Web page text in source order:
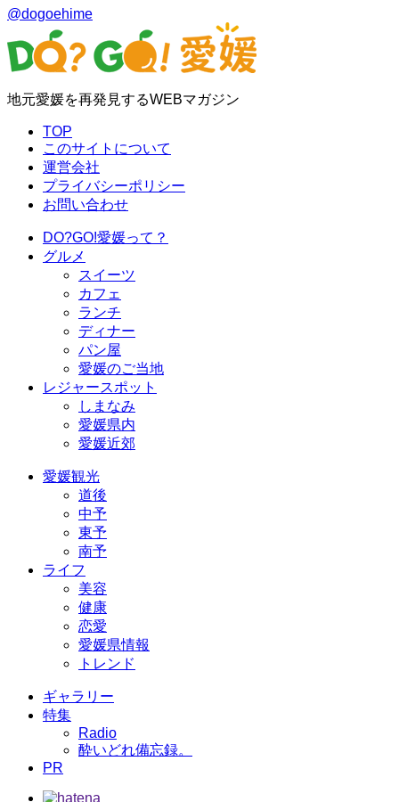
@dogoehime
地元愛媛を再発見するWEBマガジン
TOP
このサイトについて
運営会社
プライバシーポリシー
お問い合わせ
DO?GO!愛媛って？
グルメ
スイーツ
カフェ
ランチ
ディナー
パン屋
愛媛のご当地
レジャースポット
しまなみ
愛媛県内
愛媛近郊
愛媛観光
道後
中予
東予
南予
ライフ
美容
健康
恋愛
愛媛県情報
トレンド
ギャラリー
特集
Radio
酔いどれ備忘録。
PR